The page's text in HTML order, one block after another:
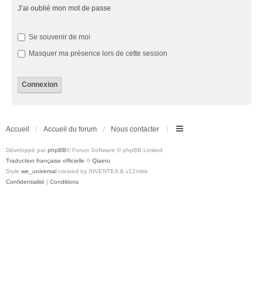
J’ai oublié mon mot de passe
Se souvenir de moi
Masquer ma présence lors de cette session
Accueil Accueil du forum Nous contacter
Développé par phpBB® Forum Software © phpBB Limited
Traduction française officielle © Qiaeru
Style we_universal created by INVENTEA & v12mike
Confidentialité | Conditions